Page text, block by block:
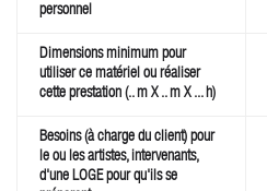
personnel
Dimensions minimum pour
utiliser ce matériel ou réaliser
cette prestation (.. m X .. m X ... h)
Besoins (à charge du client) pour
le ou les artistes, intervenants,
d'une LOGE pour qu'ils se